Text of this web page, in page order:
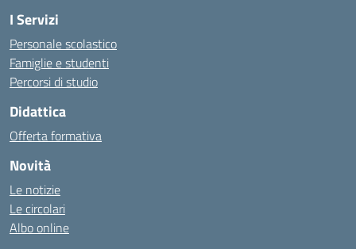
I Servizi
Personale scolastico
Famiglie e studenti
Percorsi di studio
Didattica
Offerta formativa
Novità
Le notizie
Le circolari
Albo online